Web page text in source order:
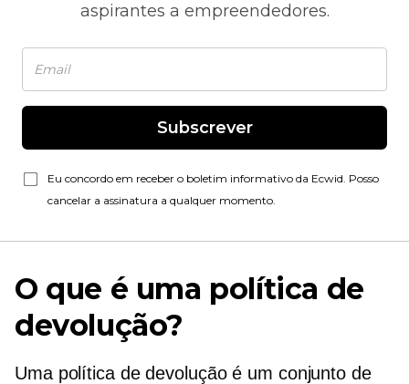
aspirantes a empreendedores.
Subscrever
Eu concordo em receber o boletim informativo da Ecwid. Posso
cancelar a assinatura a qualquer momento.
O que é uma política de
devolução?
Uma política de devolução é um conjunto de